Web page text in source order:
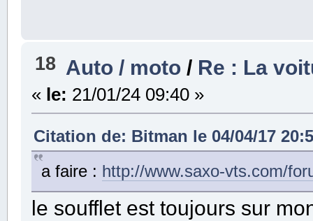
18 Auto / moto/ Re : La
« le: 21/01/24 09:40 »
Citation de: Bitman le 04/04/17
a faire : http://www.saxo-vts.com/
le soufflet est toujours sur